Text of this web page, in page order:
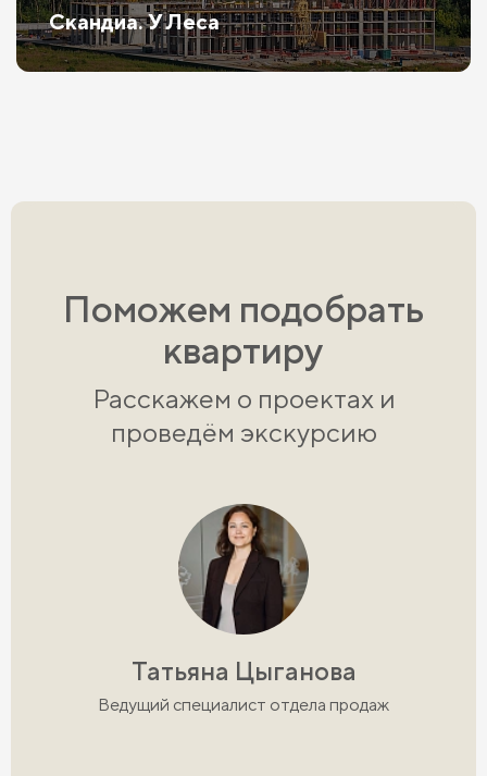
Скандиа. У Леса
Поможем подобрать
квартиру
Расскажем о проектах и
проведём экскурсию
Татьяна Цыганова
Ведущий специалист отдела продаж